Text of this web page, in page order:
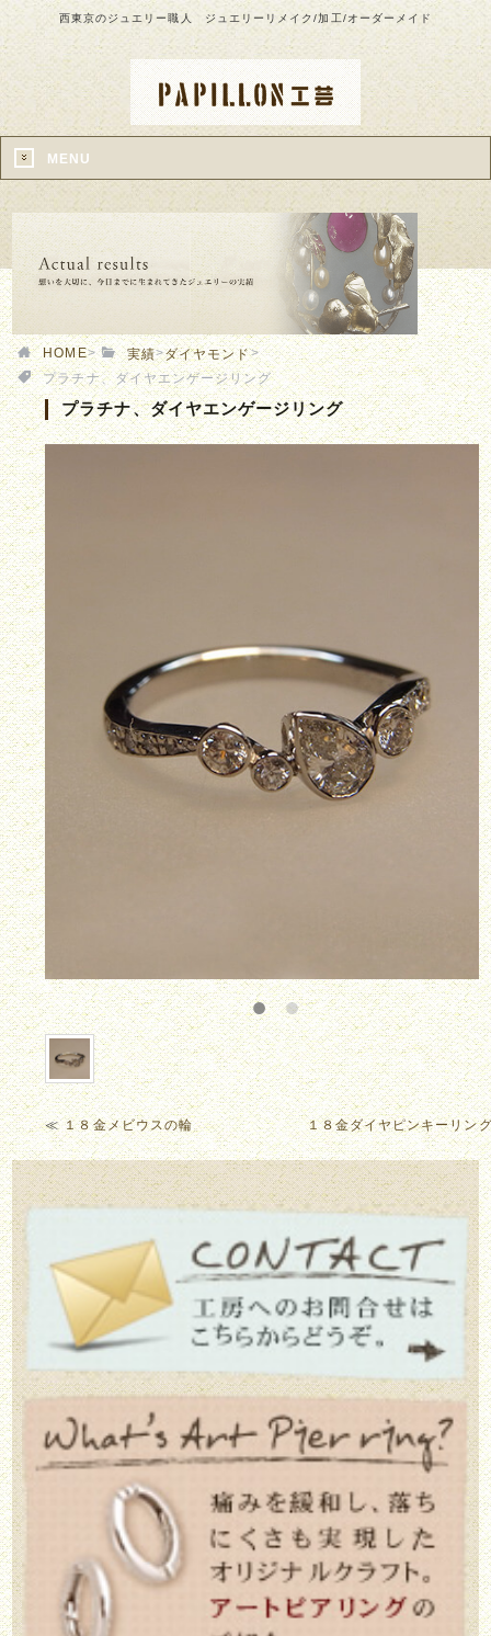
西東京のジュエリー職人 ジュエリーリメイク/加工/オーダーメイド
MENU
HOME> 実績>ダイヤモンド>
プラチナ、ダイヤエンゲージリング
プラチナ、ダイヤエンゲージリング
ドを
≪１８金メビウスの輪 １８金ダイヤピンキーリン